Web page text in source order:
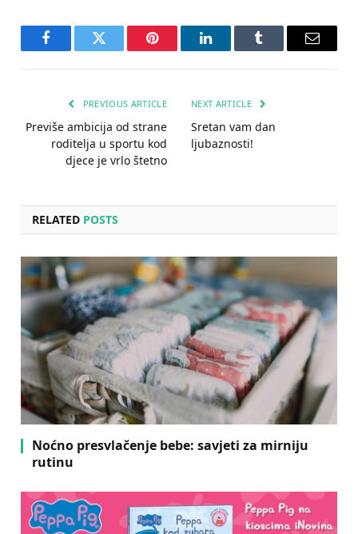
FacebookTwitter Pinterest LinkedInTumblr Email
PREVIOUS ARTICLE
Previše ambicija od strane
roditelja u sportu kod
djece je vrlo štetno
NEXT ARTICLE
Sretan vam dan
ljubaznosti!
RELATED POSTS
Noćno presvlačenje bebe: savjeti za mirniju
rutinu